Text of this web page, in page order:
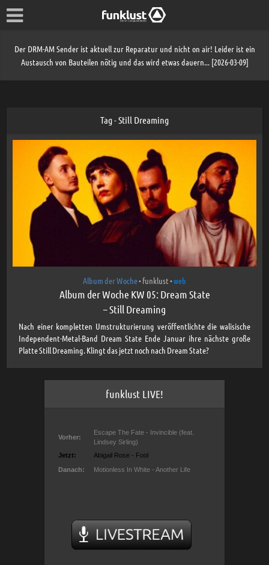
Der DRM-AM Sender ist aktuell zur Reparatur und nicht on air! Leider ist ein
Austausch von Bauteilen nötig und das wird etwas dauern... [2026-03-09]
Tag - Still Dreaming
Album der Woche•funklust•web
Album der Woche KW 05: Dream State
– Still Dreaming
Nach einer kompletten Umstrukturierung veröffentlichte die walisische
Independent-Metal-Band Dream State Ende Januar ihre nächste große
Platte Still Dreaming. Klingt das jetzt noch nach Dream State?
funklust LIVE!